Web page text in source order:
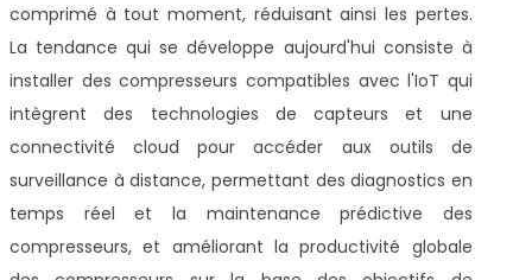
comprimé à tout moment, réduisant ainsi les pertes.
La tendance qui se développe aujourd'hui consiste à
installer des compresseurs compatibles avec l'IoT qui
intègrent des technologies de capteurs et une
connectivité cloud pour accéder aux outils de
surveillance à distance, permettant des diagnostics en
temps réel et la maintenance prédictive des
compresseurs, et améliorant la productivité globale